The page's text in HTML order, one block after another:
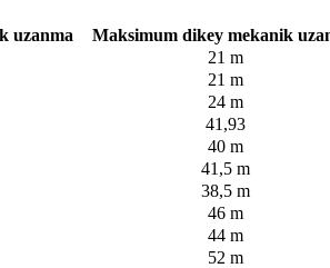
uzanma Maksimum dikey mekanik
21 m
21 m
24 m
41,93
40 m
41,5 m
38,5 m
46 m
44 m
52 m